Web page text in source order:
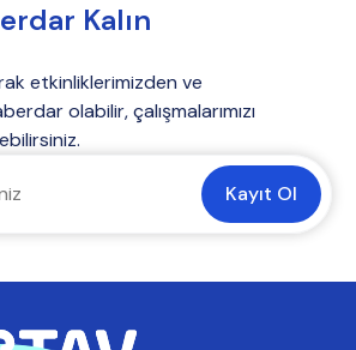
Kalın
etkinliklerimizden ve
olabilir, çalışmalarımızı
Kayıt Ol